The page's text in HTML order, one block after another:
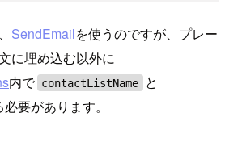
SendEmailを使うのですが、プレー
に埋め込む以外に
内で contactListName と
要があります。